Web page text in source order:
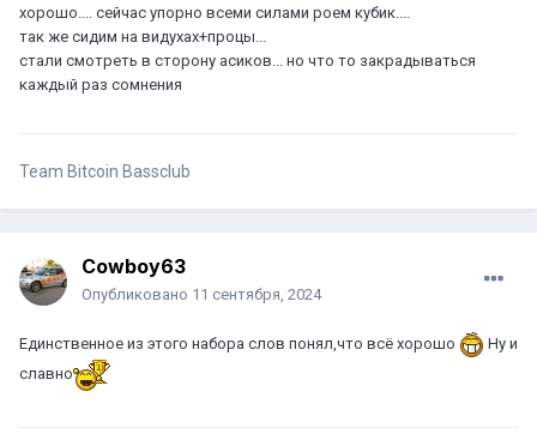
хорошо.... сейчас упорно всеми силами роем кубик....
так же сидим на видухах+процы...
стали смотреть в сторону асиков... но что то закрадываться
каждый раз сомнения
Team Bitcoin Bassclub
Cowboy63
Опубликовано 11 сентября, 2024
Единственное из этого набора слов понял,что всё хорошо
Ну и
славно